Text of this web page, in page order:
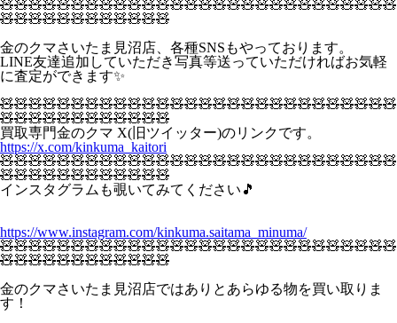
🧸🧸🧸🧸🧸🧸🧸🧸🧸🧸🧸🧸🧸🧸🧸🧸🧸🧸🧸🧸🧸🧸🧸🧸🧸🧸🧸🧸
🧸🧸🧸🧸🧸🧸🧸🧸🧸🧸🧸🧸
金のクマさいたま見沼店、各種SNSもやっております。
LINE友達追加していただき写真等送っていただければお気軽
に査定ができます✨
🧸🧸🧸🧸🧸🧸🧸🧸🧸🧸🧸🧸🧸🧸🧸🧸🧸🧸🧸🧸🧸🧸🧸🧸🧸🧸🧸🧸
🧸🧸🧸🧸🧸🧸🧸🧸🧸🧸🧸🧸
買取専門金のクマ X(旧ツイッター)のリンクです。
https://x.com/kinkuma_kaitori
🧸🧸🧸🧸🧸🧸🧸🧸🧸🧸🧸🧸🧸🧸🧸🧸🧸🧸🧸🧸🧸🧸🧸🧸🧸🧸🧸🧸
🧸🧸🧸🧸🧸🧸🧸🧸🧸🧸🧸🧸
インスタグラムも覗いてみてください🎵
https://www.instagram.com/kinkuma.saitama_minuma/
🧸🧸🧸🧸🧸🧸🧸🧸🧸🧸🧸🧸🧸🧸🧸🧸🧸🧸🧸🧸🧸🧸🧸🧸🧸🧸🧸🧸
🧸🧸🧸🧸🧸🧸🧸🧸🧸🧸🧸🧸
金のクマさいたま見沼店ではありとあらゆる物を買い取りま
す！